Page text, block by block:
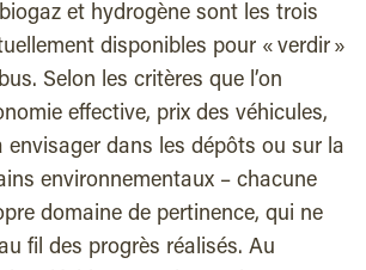
et hydrogène sont les trois
disponibles pour « verdir »
Selon les critères que l’on
effective, prix des véhicules,
envisager dans les dépôts ou sur la
environnementaux – chacune
domaine de pertinence, qui ne
fil des progrès réalisés. Au